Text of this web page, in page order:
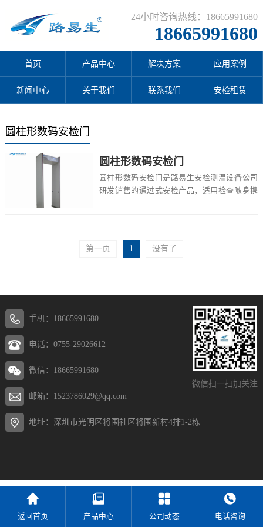
24小时咨询热线：18665991680
18665991680
首页 产品中心 解决方案 应用案例
新闻中心 关于我们 联系我们 安检租赁
圆柱形数码安检门
圆柱形数码安检门
圆柱形数码安检门是路易生安检测温设备公司
研发销售的通过式安检产品，适用检查随身携
第一页 1 没有了
微信扫一扫加关注
手机：18665991680
电话：0755-29026612
微信：18665991680
邮箱：1523786029@qq.com
地址：深圳市光明区将围社区将围新村4排1-2栋
返回首页 产品中心 公司动态 电话咨询